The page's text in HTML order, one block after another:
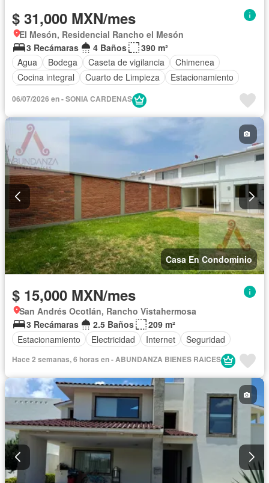
$ 31,000 MXN/mes
El Mesón, Residencial Rancho el Mesón
3 Recámaras
4 Baños
390 m²
Agua
Bodega Caseta de vigilancia
Chimenea
Cocina integral
Cuarto de Limpieza
Estacionamiento
06/07/2026 en - SONIA CARDENAS
Casa En Condominio
$ 15,000 MXN/mes
San Andrés Ocotlán, Rancho Vistahermosa
3 Recámaras
2.5 Baños
209 m²
Estacionamiento
Electricidad Internet Seguridad
Hace 2 semanas, 6 horas en - ABUNDANZA BIENES RAICES